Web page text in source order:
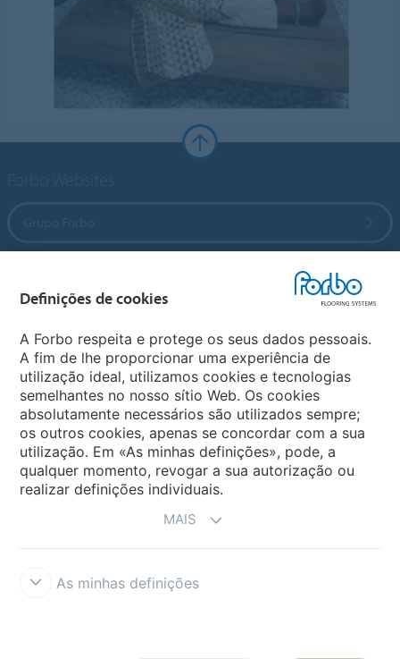
Sites Mundiais
Escolha seu país
Definições de cookies
A Forbo respeita e protege os seus dados pessoais.
A fim de lhe proporcionar uma experiência de
utilização ideal, utilizamos cookies e tecnologias
semelhantes no nosso sítio Web. Os cookies
absolutamente necessários são utilizados sempre;
os outros cookies, apenas se concordar com a sua
utilização. Em «As minhas definições», pode, a
qualquer momento, revogar a sua autorização ou
realizar definições individuais.
MAIS
As minhas definições